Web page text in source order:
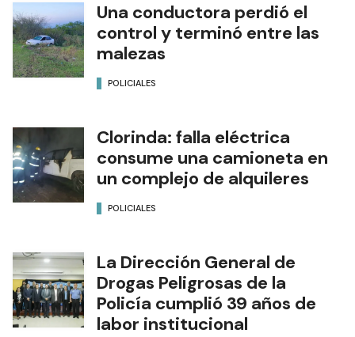
Una conductora perdió el
control y terminó entre las
malezas
POLICIALES
Clorinda: falla eléctrica
consume una camioneta en
un complejo de alquileres
POLICIALES
La Dirección General de
Drogas Peligrosas de la
Policía cumplió 39 años de
labor institucional